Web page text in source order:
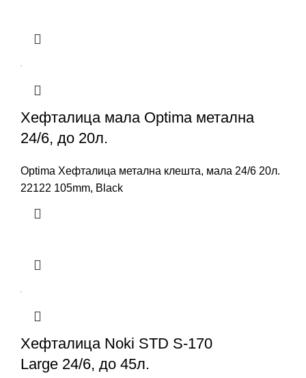
Хефталица мала Optima метална
24/6, до 20л.
Optima Хефталица метална клешта, мала 24/6 20л.
22122 105mm, Black
Хефталица Noki STD S-170
Large 24/6, до 45л.